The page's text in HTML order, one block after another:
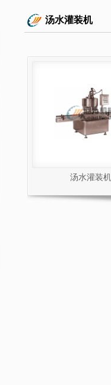
汤水灌装机
汤水灌装机